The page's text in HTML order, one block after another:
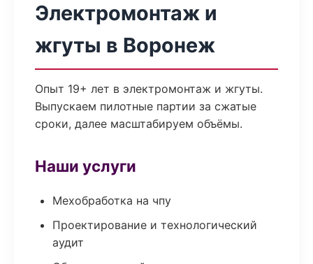
Электромонтаж и
жгуты в Воронеж
Опыт 19+ лет в электромонтаж и жгуты.
Выпускаем пилотные партии за сжатые
сроки, далее масштабируем объёмы.
Наши услуги
Мехобработка на чпу
Проектирование и технологический
аудит